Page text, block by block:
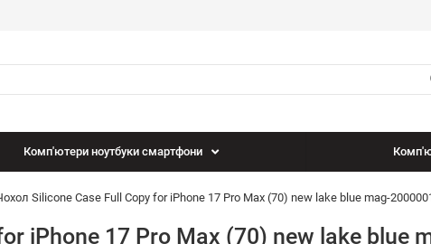
Комп'ютери ноутбуки смартфони
Silicone Case Full Copy for iPhone 17 Pro Max (70) new lake blue mag-
iPhone 17 Pro Max (70) new lake blue